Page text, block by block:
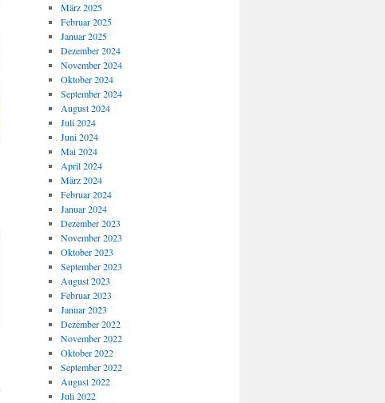
März 2025
Februar 2025
Januar 2025
Dezember 2024
November 2024
Oktober 2024
September 2024
August 2024
Juli 2024
Juni 2024
Mai 2024
April 2024
März 2024
Februar 2024
Januar 2024
Dezember 2023
November 2023
Oktober 2023
September 2023
August 2023
Februar 2023
Januar 2023
Dezember 2022
November 2022
Oktober 2022
September 2022
August 2022
Juli 2022